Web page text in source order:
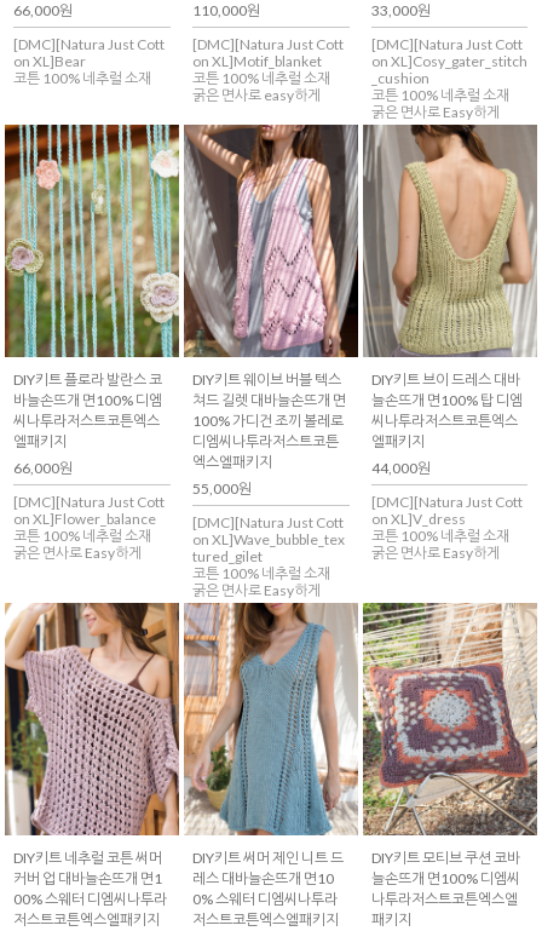
66,000원
[DMC][Natura Just Cott
on XL]Bear
코튼 100% 네추럴 소재
110,000원
[DMC][Natura Just Cott
on XL]Motif_blanket
코튼 100% 네추럴 소재
굵은 면사로 easy하게
33,000원
[DMC][Natura Just Cott
on XL]Cosy_gater_stitch
_cushion
코튼 100% 네추럴 소재
굵은 면사로 Easy하게
DIY키트 플로라 발란스 코
바늘손뜨개 면100% 디엠
씨나투라저스트코튼엑스
엘패키지
66,000원
[DMC][Natura Just Cott
on XL]Flower_balance
코튼 100% 네추럴 소재
굵은 면사로 Easy하게
DIY키트 웨이브 버블 텍스
쳐드 길렛 대바늘손뜨개 면
100% 가디건 조끼 볼레로
디엠씨나투라저스트코튼
엑스엘패키지
55,000원
[DMC][Natura Just Cott
on XL]Wave_bubble_tex
tured_gilet
코튼 100% 네추럴 소재
굵은 면사로 Easy하게
DIY키트 브이 드레스 대바
늘손뜨개 면100% 탑 디엠
씨나투라저스트코튼엑스
엘패키지
44,000원
[DMC][Natura Just Cott
on XL]V_dress
코튼 100% 네추럴 소재
굵은 면사로 Easy하게
DIY키트 네추럴 코튼 써머
커버 업 대바늘손뜨개 면1
00% 스웨터 디엠씨나투라
저스트코튼엑스엘패키지
DIY키트 써머 제인 니트 드
레스 대바늘손뜨개 면10
0% 스웨터 디엠씨나투라
저스트코튼엑스엘패키지
DIY키트 모티브 쿠션 코바
늘손뜨개 면100% 디엠씨
나투라저스트코튼엑스엘
패키지